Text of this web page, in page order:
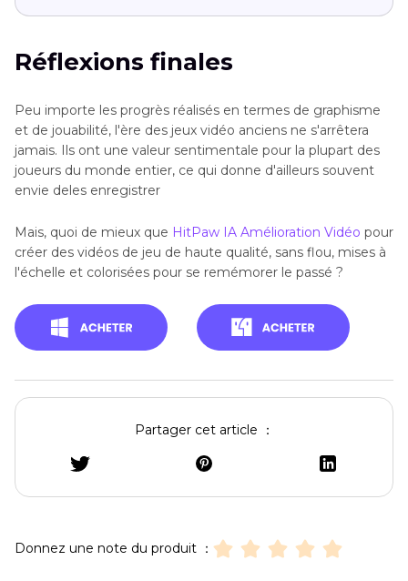
Réflexions finales
Peu importe les progrès réalisés en termes de graphisme
et de jouabilité, l'ère des jeux vidéo anciens ne s'arrêtera
jamais. Ils ont une valeur sentimentale pour la plupart des
joueurs du monde entier, ce qui donne d'ailleurs souvent
envie deles enregistrer
Mais, quoi de mieux que HitPaw IA Amélioration Vidéo pour
créer des vidéos de jeu de haute qualité, sans flou, mises à
l'échelle et colorisées pour se remémorer le passé ?
Partager cet article ：
Donnez une note du produit ：